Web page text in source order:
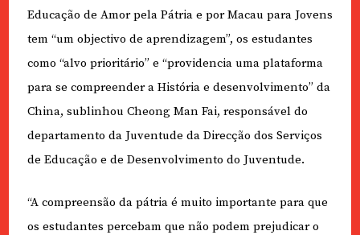
Educação de Amor pela Pátria e por Macau para Jovens
tem “um objectivo de aprendizagem”, os estudantes
como “alvo prioritário” e “providencia uma plataforma
para se compreender a História e desenvolvimento” da
China, sublinhou Cheong Man Fai, responsável do
departamento da Juventude da Direcção dos Serviços
de Educação e de Desenvolvimento do Juventude.
“A compreensão da pátria é muito importante para que
os estudantes percebam que não podem prejudicar o